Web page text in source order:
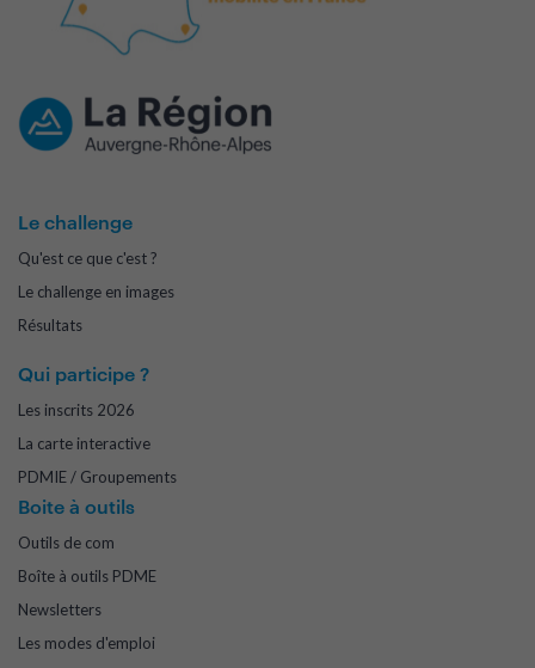
Le challenge
Qu'est ce que c'est ?
Le challenge en images
Résultats
Qui participe ?
Les inscrits 2026
La carte interactive
PDMIE / Groupements
Boite à outils
Outils de com
Boîte à outils PDME
Newsletters
Les modes d'emploi